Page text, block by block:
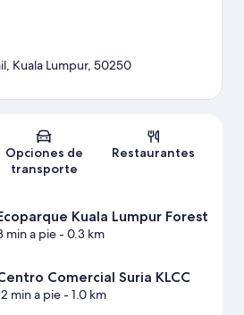
Mapa
Kuala Lumpur, 50250
Opciones de
transporte
Restaurantes
Kuala Lumpur Forest
min a pie- 0.3 km
Comercial Suria KLCC
min a pie- 1.0 km